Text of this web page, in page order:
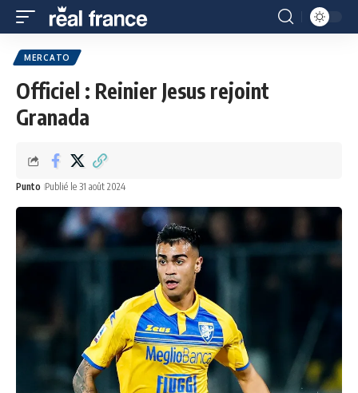
MERCATO
Officiel : Reinier Jesus rejoint
Granada
Punto Publié le 31 août 2024